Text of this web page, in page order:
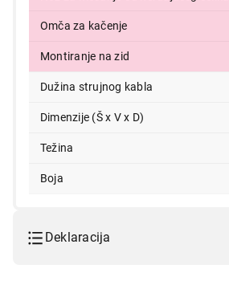
Omča za kačenje
Montiranje na zid
Dužina strujnog kabla
Dimenzije (Š x V x D)
Težina
Boja
Deklaracija